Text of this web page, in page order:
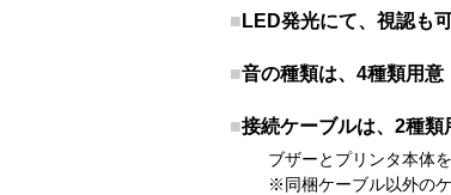
■ LED発光にて、視認も
■音の種類は、4種類用意
■接続ケーブルは、2種類
ブザーとプリンタ本体
※同梱ケーブル以外の